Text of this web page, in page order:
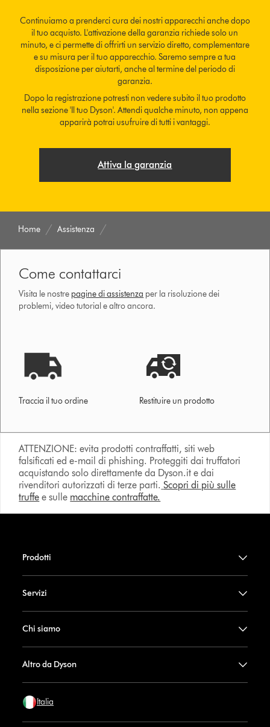
Continuiamo a prenderci cura dei nostri apparecchi anche dopo
il tuo acquisto. L'attivazione della garanzia richiede solo un
minuto, e ci permette di offrirti un servizio diretto, complementare
e su misura per il tuo apparecchio. Saremo sempre a tua
disposizione per aiutarti, anche al termine del periodo di
garanzia.
Dopo la registrazione potresti non vedere subito il tuo prodotto
nella sezione 'Il tuo Dyson'. Attendi qualche minuto, non appena
apparirà potrai usufruire di tutti i vantaggi.
Attiva la garanzia
Home Assistenza
Come contattarci
Visita le nostre pagine di assistenza per la risoluzione dei
problemi, video tutorial e altro ancora.
Traccia il tuo ordine Restituire un prodotto
ATTENZIONE: evita prodotti contraffatti, siti web
falsificati ed e-mail di phishing. Proteggiti dai truffatori
acquistando solo direttamente da Dyson.it e dai
rivenditori autorizzati di terze parti. Scopri di più sulle
truffe e sulle macchine contraffatte.
Prodotti
Servizi
Chi siamo
Altro da Dyson
Italia